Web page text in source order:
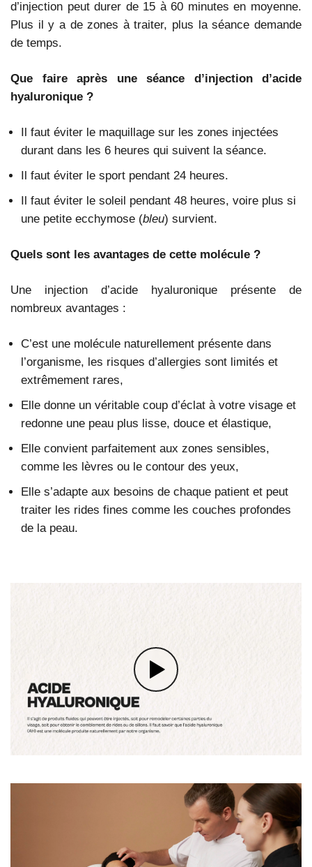
d’injection peut durer de 15 à 60 minutes en moyenne.
Plus il y a de zones à traiter, plus la séance demande
de temps.
Que faire après une séance d’injection d’acide
hyaluronique ?
Il faut éviter le maquillage sur les zones injectées
durant dans les 6 heures qui suivent la séance.
Il faut éviter le sport pendant 24 heures.
Il faut éviter le soleil pendant 48 heures, voire plus si
une petite ecchymose (bleu) survient.
Quels sont les avantages de cette molécule ?
Une injection d’acide hyaluronique présente de
nombreux avantages :
C’est une molécule naturellement présente dans
l’organisme, les risques d’allergies sont limités et
extrêmement rares,
Elle donne un véritable coup d’éclat à votre visage et
redonne une peau plus lisse, douce et élastique,
Elle convient parfaitement aux zones sensibles,
comme les lèvres ou le contour des yeux,
Elle s’adapte aux besoins de chaque patient et peut
traiter les rides fines comme les couches profondes
de la peau.